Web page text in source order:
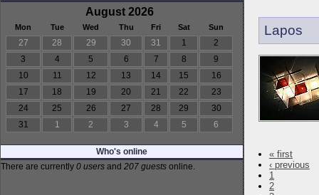
August 2026
Mon Tue Wed Thu Fri Sat Sun
27 28 29 30 31 1
2
3
4 5 6 7 8
9
10
11 12 13 14 15
16
17
18 19 20 21 22
23
24
25 26 27 28 29
30
31
1 2 3 4 5 6
Who's online
There are currently 0 users and 207 guests online.
Lapos
« first
‹ previous
1
2